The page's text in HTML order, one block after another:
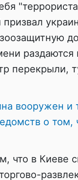
призвал
раздаются
перекрыли,
вооружен и
о том,
что в Киеве